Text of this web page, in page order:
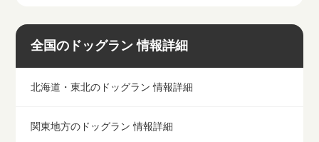
全国のドッグラン 情報詳細
北海道・東北のドッグラン 情報詳細
関東地方のドッグラン 情報詳細